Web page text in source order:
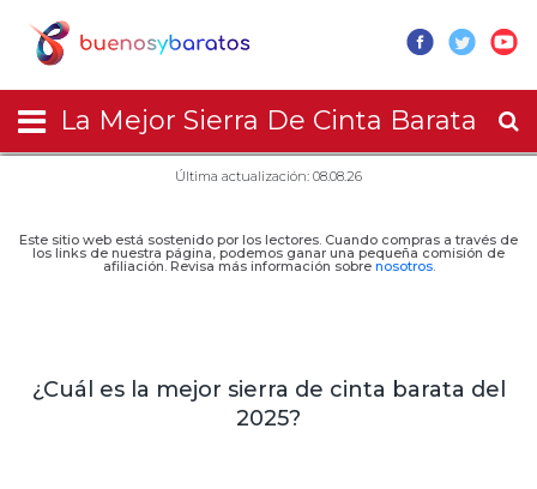
La Mejor Sierra De Cinta Barata
Última actualización: 08.08.26
Este sitio web está sostenido por los lectores. Cuando compras a través de
los links de nuestra página, podemos ganar una pequeña comisión de
afiliación. Revisa más información sobre nosotros.
¿Cuál es la mejor sierra de cinta barata del
2025?